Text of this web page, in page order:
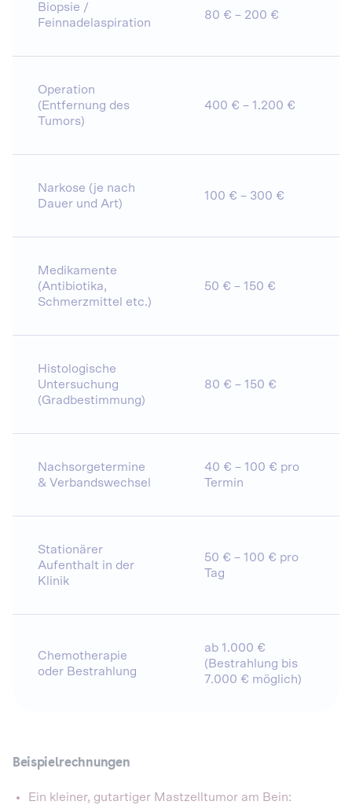
Biopsie /
Feinnadelaspiration
80 € – 200 €
Operation
(Entfernung des
Tumors)
400 € – 1.200 €
Narkose (je nach
Dauer und Art)
100 € – 300 €
Medikamente
(Antibiotika,
Schmerzmittel etc.)
50 € – 150 €
Histologische
Untersuchung
(Gradbestimmung)
80 € – 150 €
Nachsorgetermine
& Verbandswechsel
40 € – 100 € pro
Termin
Stationärer
Aufenthalt in der
Klinik
50 € – 100 € pro
Tag
Chemotherapie
oder Bestrahlung
ab 1.000 €
(Bestrahlung bis
7.000 € möglich)
Beispielrechnungen
Ein kleiner, gutartiger Mastzelltumor am Bein: